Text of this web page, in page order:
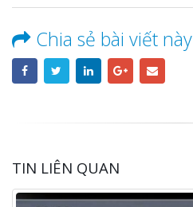
Chia sẻ bài viết này
TIN LIÊN QUAN